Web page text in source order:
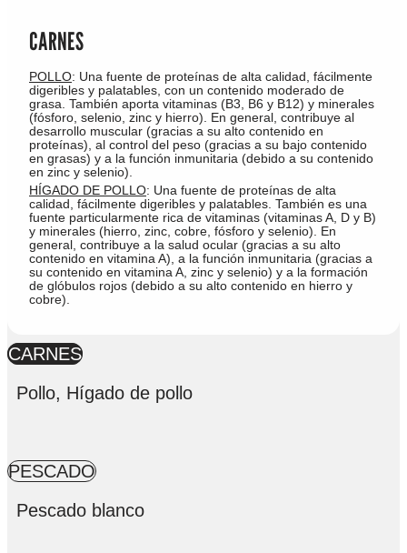
CARNES
POLLO: Una fuente de proteínas de alta calidad, fácilmente
digeribles y palatables, con un contenido moderado de
grasa. También aporta vitaminas (B3, B6 y B12) y minerales
(fósforo, selenio, zinc y hierro). En general, contribuye al
desarrollo muscular (gracias a su alto contenido en
proteínas), al control del peso (gracias a su bajo contenido
en grasas) y a la función inmunitaria (debido a su contenido
en zinc y selenio).
HÍGADO DE POLLO: Una fuente de proteínas de alta
calidad, fácilmente digeribles y palatables. También es una
fuente particularmente rica de vitaminas (vitaminas A, D y B)
y minerales (hierro, zinc, cobre, fósforo y selenio). En
general, contribuye a la salud ocular (gracias a su alto
contenido en vitamina A), a la función inmunitaria (gracias a
su contenido en vitamina A, zinc y selenio) y a la formación
de glóbulos rojos (debido a su alto contenido en hierro y
cobre).
CARNES
Pollo, Hígado de pollo
PESCADO
Pescado blanco